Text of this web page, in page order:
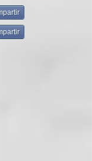
enfermo.
o Media